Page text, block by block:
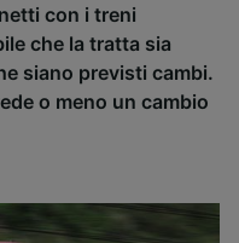
con i treni
che la tratta sia
siano previsti cambi.
o meno un cambio